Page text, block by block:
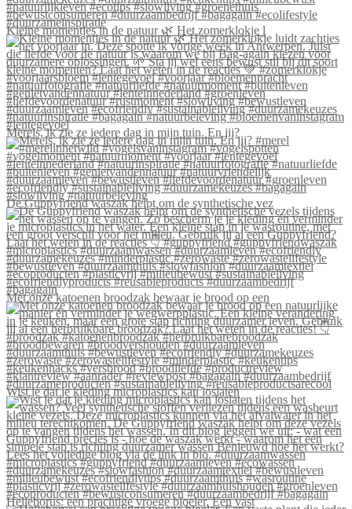
Kleine momentjes in de natuur 🌿 Het zomerklokje l
Merels, ik zie ze iedere dag in mijn tuin. En jij?
De Guppyfriend waszak helpt om de synthetische vez
Met onze katoenen broodzak bewaar je brood op een
Wist je dat je kleding microplastics kan loslaten
Helleborus: een prachtige vroege bloeier. Een vast